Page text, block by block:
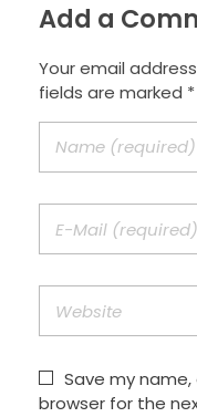
Add a
Your email
fields are marked *
Save my
browser for the